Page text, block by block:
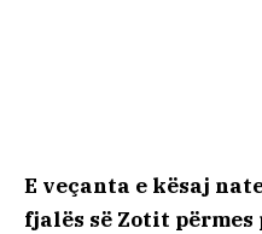
E veçanta e kësaj
fjalës së Zotit